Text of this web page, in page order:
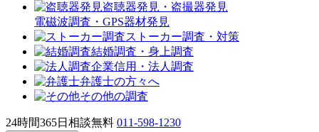
盗聴器発見・盗撮器発見
電磁波調査・GPS器材発見
ストーカー調査・対策
結婚調査・身上調査
企業信用・法人調査
弁護士の方々へ
その他の調査
24時間365日相談無料 011-598-1230